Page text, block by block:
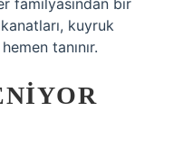
familyasından bir
kuyruk
tanınır.